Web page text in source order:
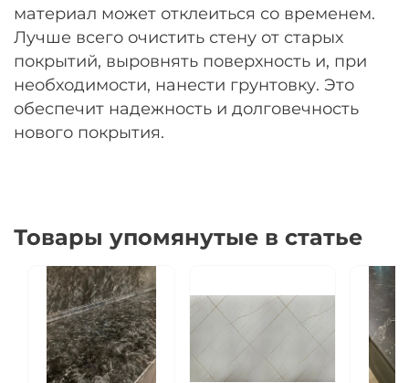
материал может отклеиться со временем.
Лучше всего очистить стену от старых
покрытий, выровнять поверхность и, при
необходимости, нанести грунтовку. Это
обеспечит надежность и долговечность
нового покрытия.
Товары упомянутые в статье